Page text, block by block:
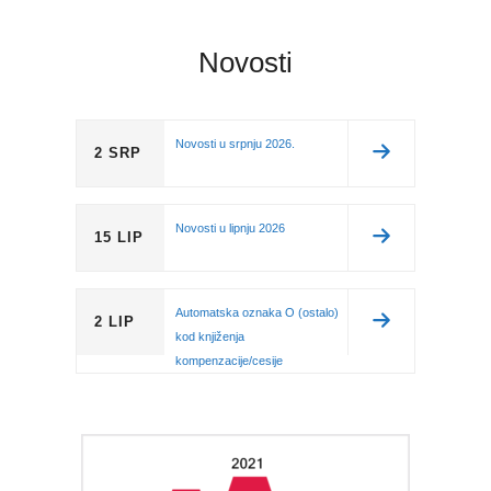
Novosti
2 SRP
Novosti u srpnju 2026.
15 LIP
Novosti u lipnju 2026
2 LIP
Automatska oznaka O (ostalo)
kod knjiženja
kompenzacije/cesije